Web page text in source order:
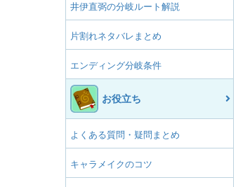
井伊直弼の分岐ルート解説
片割れネタバレまとめ
エンディング分岐条件
お役立ち
よくある質問・疑問まとめ
キャラメイクのコツ